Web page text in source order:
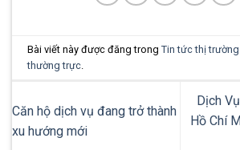
Bài viết này được đăng trongTin tức thị trường
thường trực
Căn hộ dịch vụ đang trở thành
xu hướng mới
Dịch
Hồ Chí